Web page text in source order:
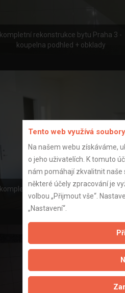
kompletní rekonstrukce bytu Praha 3 -
koupelna podhled + obklady
kompletní rekonstrukce bytu Praha 3 -
kuchyňská linka
Tento web využívá
Na našem webu získáváme,
o jeho uživatelích. K tomuto
nám pomáhají zkvalitnit naše
některé účely zpracování je
volbou „Přijmout vše“.
„Nastavení“.